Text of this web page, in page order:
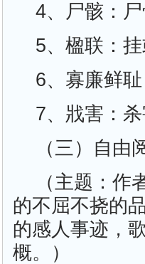
4、尸骸：尸
5、楹联：
6、寡廉鲜
7、戕害：杀
（三）自
（主题：
的不屈不挠的
的感人事迹，
概。）